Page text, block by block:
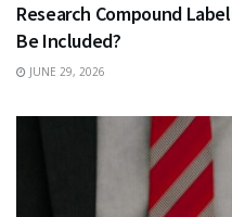
Research Compound
Be Included?
JUNE 29, 2026